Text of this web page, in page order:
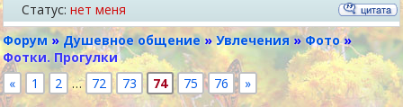
Статус: нет меня
Форум » Душевное общение » Увлечения » Фото »
Фотки. Прогулки
«
1 2 … 72 73 74 75 76 »